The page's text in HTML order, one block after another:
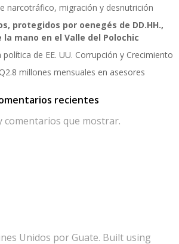
narcotráfico, migración y desnutrición
protegidos por oenegés de DD.HH.,
la mano en el Valle del Polochic
de EE. UU. Corrupción y Crecimiento
millones mensuales en asesores
recientes
comentarios que mostrar.
Unidos por Guate. Built using